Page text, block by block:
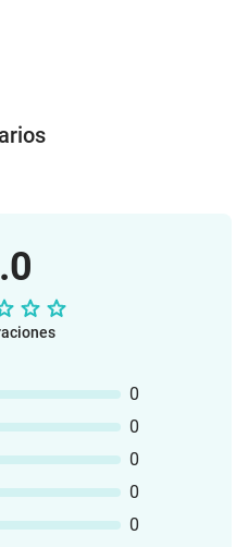
0
0
0
0
0